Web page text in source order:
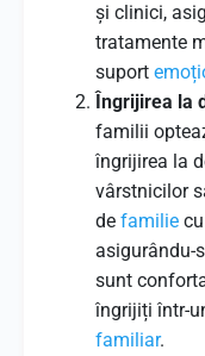
și clinici,
tratamente
suport
Îngrijirea la
familii
îngrijirea la
vârstnicilor
de familie
asigurându-
sunt
îngrijiți într-
familiar.